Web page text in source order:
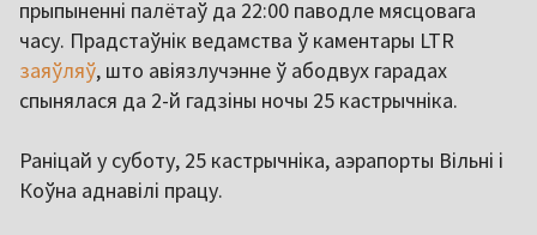
прыпыненні палётаў да 22:00 паводле мясцовага
часу. Прадстаўнік ведамства ў каментары LTR
заяўляў, што авіязлучэнне ў абодвух гарадах
спынялася да 2-й гадзіны ночы 25 кастрычніка.
Раніцай у суботу, 25 кастрычніка, аэрапорты Вільні і
Коўна аднавілі працу.